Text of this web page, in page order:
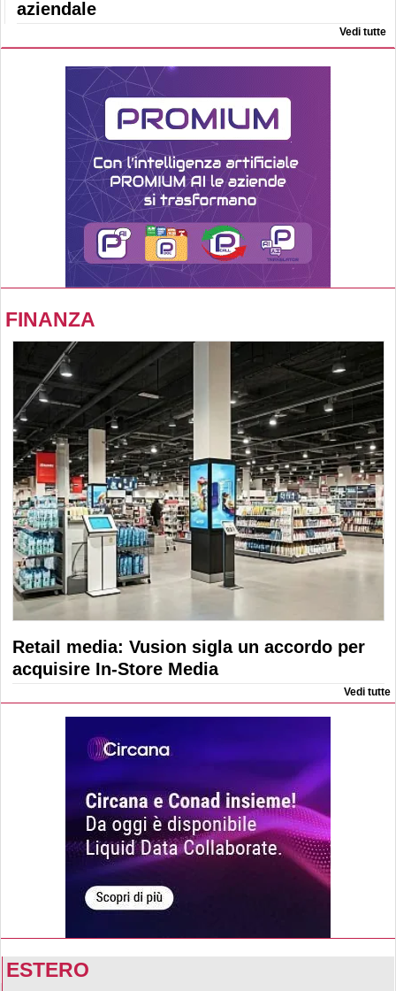
aziendale
Vedi tutte
FINANZA
Retail media: Vusion sigla un accordo per
acquisire In-Store Media
Vedi tutte
ESTERO